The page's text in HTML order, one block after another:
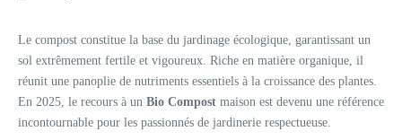
Le compost constitue la base du jardinage écologique, garantissant un
sol extrêmement fertile et vigoureux. Riche en matière organique, il
réunit une panoplie de nutriments essentiels à la croissance des plantes.
En 2025, le recours à un Bio Compost maison est devenu une référence
incontournable pour les passionnés de jardinerie respectueuse.